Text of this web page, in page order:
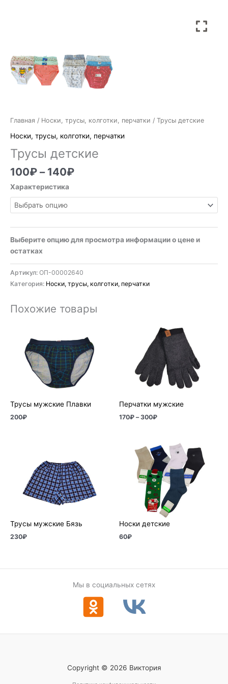
Главная / Носки, трусы, колготки, перчатки / Трусы детские
Носки, трусы, колготки, перчатки
Трусы детские
100₽ – 140₽
Характеристика
Выберите опцию для просмотра информации о цене и
остатках
Артикул: ОП-00002640
Категория: Носки, трусы, колготки, перчатки
Похожие товары
Трусы мужские Плавки
200₽
Перчатки мужские
170₽ – 300₽
цен:
170₽
300₽
Трусы мужские Бязь
230₽
Носки детские
60₽
Мы в социальных сетях
Copyright © 2026 Виктория